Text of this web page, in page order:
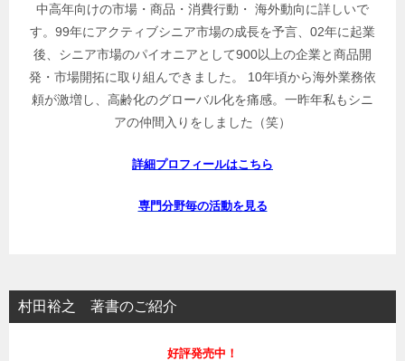
中高年向けの市場・商品・消費行動・ 海外動向に詳しいで
す。99年にアクティブシニア市場の成長を予言、02年に起業
後、シニア市場のパイオニアとして900以上の企業と商品開
発・市場開拓に取り組んできました。 10年頃から海外業務依
頼が激増し、高齢化のグローバル化を痛感。一昨年私もシニ
アの仲間入りをしました（笑）
詳細プロフィールはこちら
専門分野毎の活動を見る
村田裕之 著書のご紹介
好評発売中！